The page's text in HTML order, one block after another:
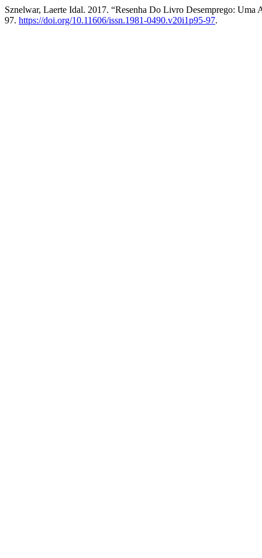
Sznelwar, Laerte Idal. 2017. “Resenha Do Livro Desemprego: Uma
97. https://doi.org/10.11606/issn.1981-0490.v20i1p95-97.